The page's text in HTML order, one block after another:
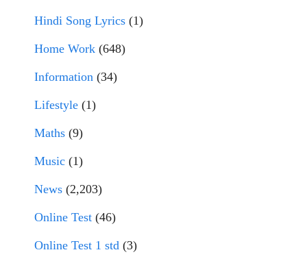
Hindi Song Lyrics (1)
Home Work (648)
Information (34)
Lifestyle (1)
Maths (9)
Music (1)
News (2,203)
Online Test (46)
Online Test 1 std (3)